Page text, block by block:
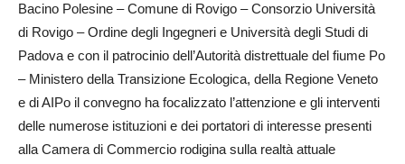
Bacino Polesine – Comune di Rovigo – Consorzio Università
di Rovigo – Ordine degli Ingegneri e Università degli Studi di
Padova e con il patrocinio dell’Autorità distrettuale del fiume Po
– Ministero della Transizione Ecologica, della Regione Veneto
e di AIPo il convegno ha focalizzato l’attenzione e gli interventi
delle numerose istituzioni e dei portatori di interesse presenti
alla Camera di Commercio rodigina sulla realtà attuale